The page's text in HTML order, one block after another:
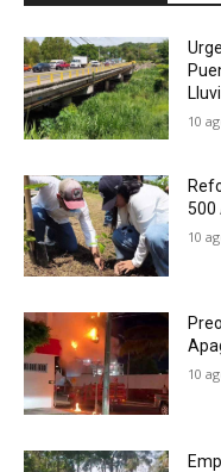
10
500
10
10